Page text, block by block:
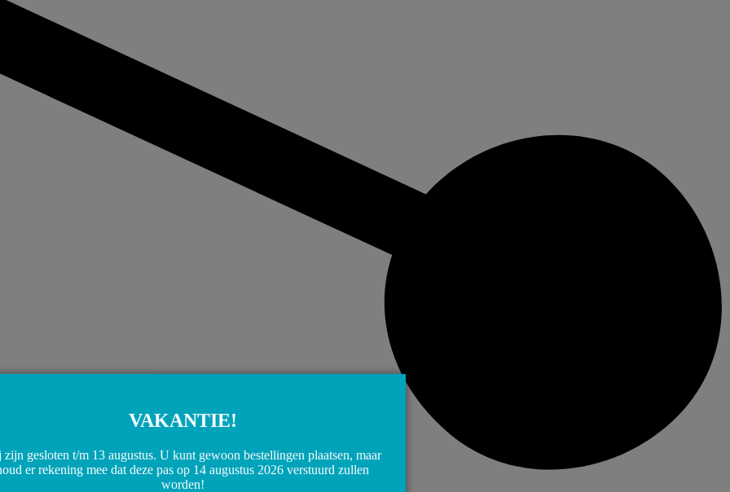
VAKANTIE!
zijn gesloten t/m 13 augustus. U kunt gewoon bestellingen plaatsen, maar
er rekening mee dat deze pas op 14 augustus 2026 verstuurd zullen
worden!